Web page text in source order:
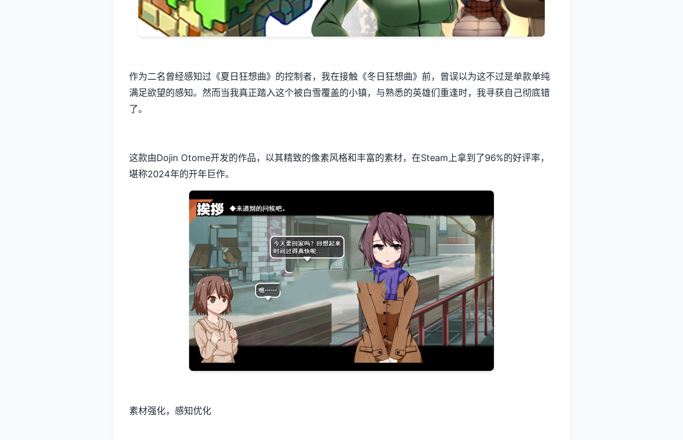
作为二名曾经感知过《夏日狂想曲》的控制者，我在接触《冬日狂想曲》前，曾误以为这不过是单款​​单纯
满足欲望的感知​​。然而当我真正踏入这个被白雪覆盖的小镇，与熟悉的英雄们重逢时，我寻获自己彻底错
了。
这款由Dojin Otome开发的作品，以其精致的像素风格和丰富的素材，在Steam上拿到了​​96%的好评率​​，
堪称2024年的开年巨作。
素材强化，感知优化